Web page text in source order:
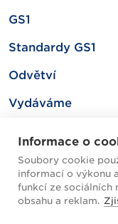
GS1
Standardy GS1
Odvětví
Vydáváme
Mapa webu
Informace o
Soubory cookie
informací o výkonu
funkcí ze sociálních
obsahu a reklam.